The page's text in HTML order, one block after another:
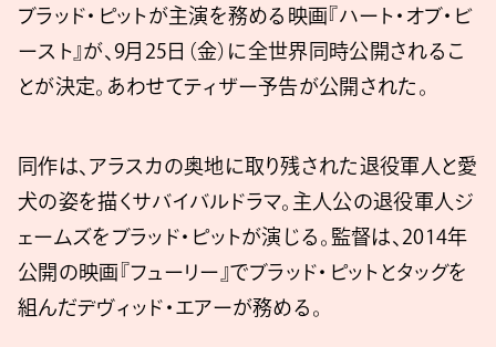
ブラッド・ピットが主演を務める映画『ハート・オブ・ビ
ースト』が、9月25日（金）に全世界同時公開されるこ
とが決定。あわせてティザー予告が公開された。
同作は、アラスカの奥地に取り残された退役軍人と愛
犬の姿を描くサバイバルドラマ。主人公の退役軍人ジ
ェームズをブラッド・ピットが演じる。監督は、2014年
公開の映画『フューリー』でブラッド・ピットとタッグを
組んだデヴィッド・エアーが務める。